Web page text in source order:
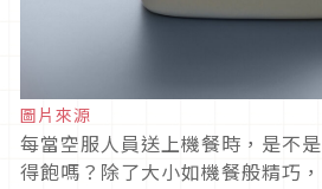
圖片來源
每當空服人員送上機餐時，是不
得飽嗎？除了大小如機餐般精巧